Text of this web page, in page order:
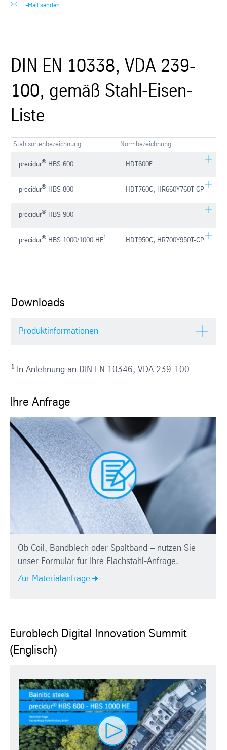
E-Mail senden
DIN EN 10338, VDA 239-
100, gemäß Stahl-Eisen-
Liste
Stahlsorten­bezeichnung Norm­bezeichnung
precidur®HBS 600 HDT600F
precidur®HBS 800 HDT760C, HR660Y760T-CP
precidur®HBS 900 -
precidur®HBS 1000/1000 HE1 HDT950C, HR700Y950T-CP
Downloads
Produktinformationen
1In Anlehnung an DIN EN 10346, VDA 239-100
Ihre Anfrage
Ob Coil, Bandblech oder Spaltband – nutzen Sie
unser Formular für Ihre Flachstahl-Anfrage.
Zur Materialanfrage
Euroblech Digital Innovation Summit
(Englisch)